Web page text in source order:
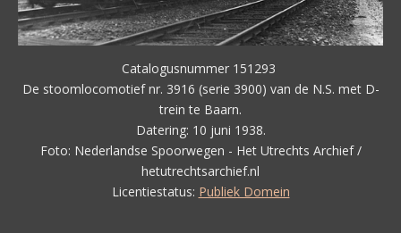
Catalogusnummer 151293
De stoomlocomotief nr. 3916 (serie 3900) van de N.S. met D-
trein te Baarn.
Datering: 10 juni 1938.
Foto: Nederlandse Spoorwegen - Het Utrechts Archief /
hetutrechtsarchief.nl
Licentiestatus: Publiek Domein